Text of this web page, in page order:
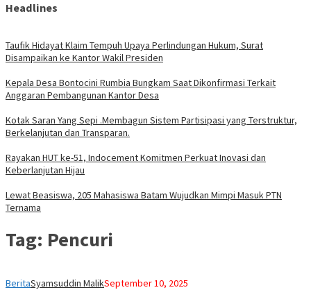
Headlines
Taufik Hidayat Klaim Tempuh Upaya Perlindungan Hukum, Surat
Disampaikan ke Kantor Wakil Presiden
Kepala Desa Bontocini Rumbia Bungkam Saat Dikonfirmasi Terkait
Anggaran Pembangunan Kantor Desa
Kotak Saran Yang Sepi .Membagun Sistem Partisipasi yang Terstruktur,
Berkelanjutan dan Transparan.
Rayakan HUT ke-51, Indocement Komitmen Perkuat Inovasi dan
Keberlanjutan Hijau
Lewat Beasiswa, 205 Mahasiswa Batam Wujudkan Mimpi Masuk PTN
Ternama
Tag: Pencuri
BeritaSyamsuddin MalikSeptember 10, 2025